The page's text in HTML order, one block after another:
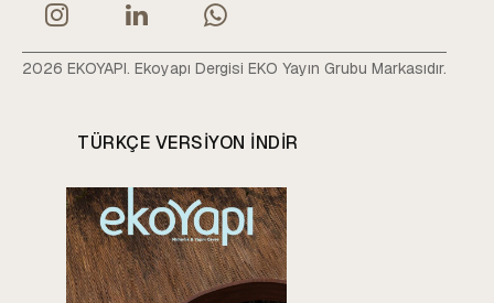
2026 EKOYAPI. Ekoyapı Dergisi EKO Yayın Grubu Markasıdır.
TÜRKÇE VERSIYON INDIR